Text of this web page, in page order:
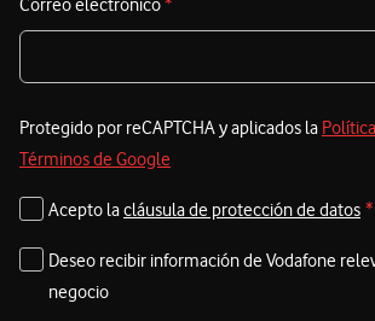
Correo electrónico*
Protegido por reCAPTCHA y aplicados la
Términos de Google
Acepto lacláusula de protección de datos *
Deseo recibir información de Vodafone
negocio